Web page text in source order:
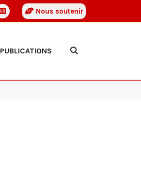
Nous soutenir
PUBLICATIONS